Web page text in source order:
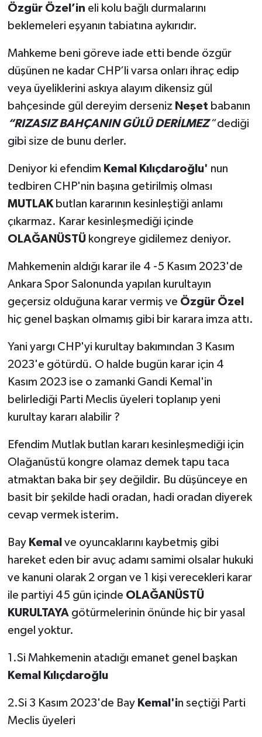
Özgür Özel’in eli kolu bağlı durmalarını
beklemeleri eşyanın tabiatına aykırıdır.
Mahkeme beni göreve iade etti bende özgür
düşünen ne kadar CHP’li varsa onları ihraç edip
veya üyeliklerini askıya alayım dikensiz gül
bahçesinde gül dereyim derseniz Neşet babanın
“RIZASIZ BAHÇANIN GÜLÜ DERİLMEZ“dediği
gibi size de bunu derler.
Deniyor ki efendim Kemal Kılıçdaroğlu' nun
tedbiren CHP'nin başına getirilmiş olması
MUTLAKbutlan kararının kesinleştiği anlamı
çıkarmaz. Karar kesinleşmediği içinde
OLAĞANÜSTÜkongreye gidilemez deniyor.
Mahkemenin aldığı karar ile 4 -5 Kasım 2023'de
Ankara Spor Salonunda yapılan kurultayın
geçersiz olduğuna karar vermiş ve Özgür Özel
hiç genel başkan olmamış gibi bir karara imza attı.
Yani yargı CHP'yi kurultay bakımından 3 Kasım
2023'e götürdü. O halde bugün karar için 4
Kasım 2023 ise o zamanki Gandi Kemal'in
belirlediği Parti Meclis üyeleri toplanıp yeni
kurultay kararı alabilir ?
Efendim Mutlak butlan kararı kesinleşmediği için
Olağanüstü kongre olamaz demek tapu taca
atmaktan baka bir şey değildir. Bu düşünceye en
basit bir şekilde hadi oradan, hadi oradan diyerek
cevap vermek isterim.
Bay Kemal ve oyuncaklarını kaybetmiş gibi
hareket eden bir avuç adamı samimi olsalar hukuki
ve kanuni olarak 2 organ ve 1 kişi verecekleri karar
ile partiyi 45 gün içinde OLAĞANÜSTÜ
KURULTAYAgötürmelerinin önünde hiç bir yasal
engel yoktur.
1.Si Mahkemenin atadığı emanet genel başkan
Kemal Kılıçdaroğlu
2.Si 3 Kasım 2023'de Bay Kemal'in seçtiği Parti
Meclis üyeleri